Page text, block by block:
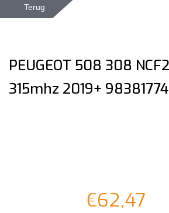
Terug
PEUGEOT 508 308
315mhz 2019+
€62,47